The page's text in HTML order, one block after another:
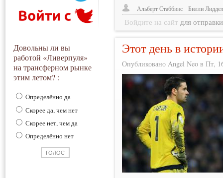
Довольны ли вы
работой «Ливерпуля»
на трансферном рынке
этим летом? :
Определённо да
Скорее да, чем нет
Скорее нет, чем да
Определённо нет
Альберт Стаббинс Билли
Войдите на сайт для
Этот день в
Опубликовано Angel Neo в Пт,